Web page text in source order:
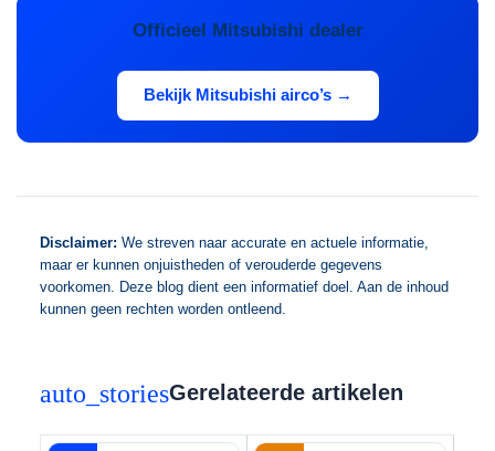
Officieel Mitsubishi dealer
Bekijk Mitsubishi airco’s →
Disclaimer: We streven naar accurate en actuele informatie,
maar er kunnen onjuistheden of verouderde gegevens
voorkomen. Deze blog dient een informatief doel. Aan de inhoud
kunnen geen rechten worden ontleend.
auto_storiesGerelateerde artikelen